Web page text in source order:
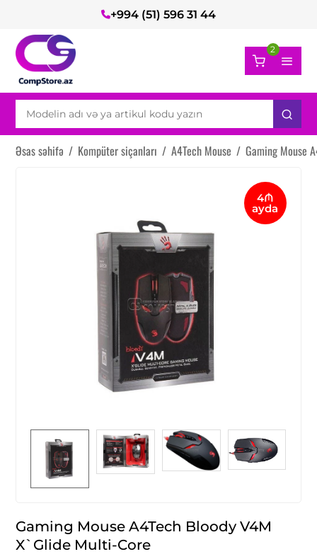
+994 (51) 596 31 44
2
Əsas səhifə / Kompüter siçanları / A4Tech Mouse / Gaming Mouse
4₼
ayda
Gaming Mouse A4Tech Bloody V4M
X`Glide Multi-Core